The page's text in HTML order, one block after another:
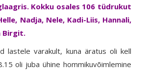
Kokku osales 106 tüdrukut
Nadja, Nele, Kadi-Liis, Hannali,
Birgit.
lastele varakult, kuna äratus oli kell
oli juba ühine hommikuvõimlemine